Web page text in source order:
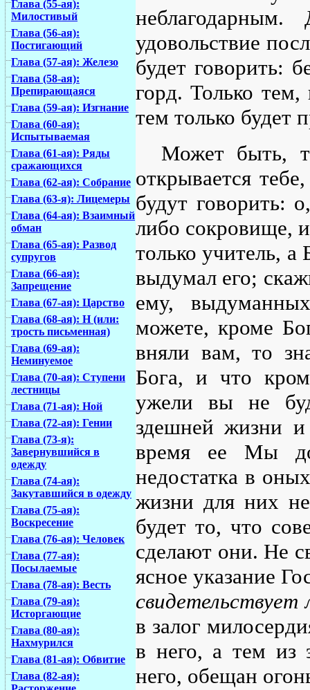
Глава (55-ая):
Милостивый
Глава (56-ая):
Постигающий
Глава (57-ая): Железо
Глава (58-ая):
Препирающаяся
Глава (59-ая): Изгнание
Глава (60-ая):
Испытываемая
Глава (61-ая): Ряды
сражающихся
Глава (62-ая): Собрание
Глава (63-я): Лицемеры
Глава (64-ая): Взаимный
обман
Глава (65-ая): Развод
супругов
Глава (66-ая):
Запрещение
Глава (67-ая): Царство
Глава (68-ая): Н (или:
трость письменная)
Глава (69-ая):
Неминуемое
Глава (70-ая): Ступени
лестницы
Глава (71-ая): Ной
Глава (72-ая): Гении
Глава (73-я):
Завернувшийся в
одежду
Глава (74-ая):
Закутавшийся в одежду
Глава (75-ая):
Воскресение
Глава (76-ая): Человек
Глава (77-ая):
Посылаемые
Глава (78-ая): Весть
Глава (79-ая):
Исторгающие
Глава (80-ая):
Нахмурился
Глава (81-ая): Обвитие
Глава (82-ая):
удовольствие
будет говорить:
горд. Только
тем только будет
Может быть,
открывается
будут говорить:
либо сокровище,
только учитель,
выдумал его;
ему,
можете, кроме
вняли вам, то
Бога, и что
ужели вы не
здешней жизни и
время ее Мы
недостатка в
жизни для них
будет то, что
сделают они. Не
ясное указание
свидетельствует
в залог
в него, а тем из
него, обещан